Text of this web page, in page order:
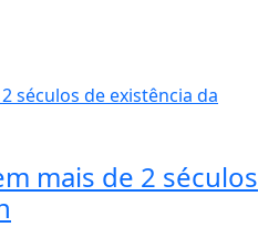
mais de 2 séculos